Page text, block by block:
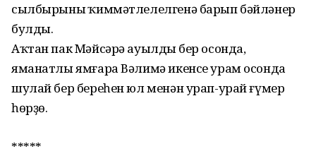
сылбырының ҡиммәтлелелгенә барып бәйләнер
булды.
Аҡтан пак Мәйсәрә ауылдың бер осонда,
яманатлы ямғара Вәлимә икенсе урам осонда
шулай бер береһен юл менән урап-урай ғүмер
һөрҙө.
*****